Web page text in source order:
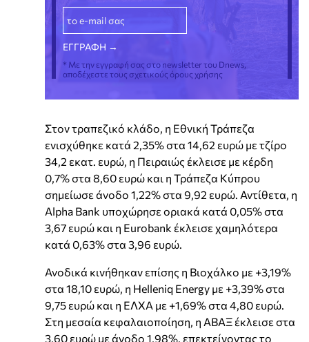
* Με την εγγραφή σας στο newsletter του Dnews,
αποδέχεστε τους σχετικούς όρους χρήσης
Στον τραπεζικό κλάδο, η Εθνική Τράπεζα
ενισχύθηκε κατά 2,35% στα 14,62 ευρώ με τζίρο
34,2 εκατ. ευρώ, η Πειραιώς έκλεισε με κέρδη
0,7% στα 8,60 ευρώ και η Τράπεζα Κύπρου
σημείωσε άνοδο 1,22% στα 9,92 ευρώ. Αντίθετα, η
Alpha Bank υποχώρησε οριακά κατά 0,05% στα
3,67 ευρώ και η Eurobank έκλεισε χαμηλότερα
κατά 0,63% στα 3,96 ευρώ.
Ανοδικά κινήθηκαν επίσης η Βιοχάλκο με +3,19%
στα 18,10 ευρώ, η Helleniq Energy με +3,39% στα
9,75 ευρώ και η ΕΛΧΑ με +1,69% στα 4,80 ευρώ.
Στη μεσαία κεφαλαιοποίηση, η ΑΒΑΞ έκλεισε στα
3,60 ευρώ με άνοδο 1,98%, επεκτείνοντας το